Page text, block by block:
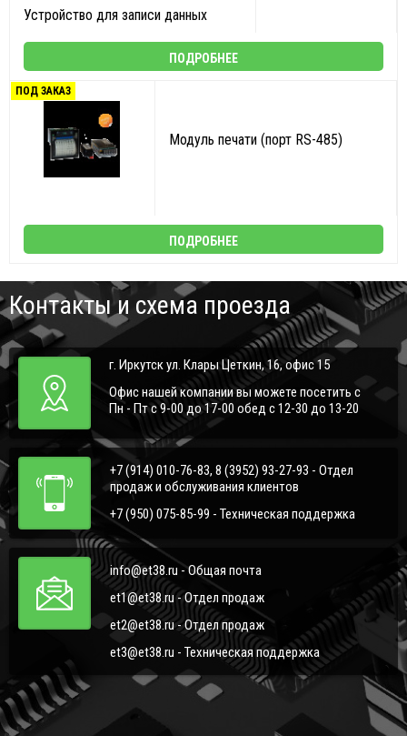
Устройство для записи данных
ПОДРОБНЕЕ
ПОД ЗАКАЗ
Модуль печати (порт RS-485)
ПОДРОБНЕЕ
Контакты и схема проезда
г. Иркутск ул. Клары Цеткин, 16, офис 15
Офис нашей компании вы можете посетить с
Пн - Пт с 9-00 до 17-00 обед с 12-30 до 13-20
+7 (914) 010-76-83, 8 (3952) 93-27-93 - Отдел
продаж и обслуживания клиентов
+7 (950) 075-85-99 - Техническая поддержка
info@et38.ru - Общая почта
et1@et38.ru - Отдел продаж
et2@et38.ru - Отдел продаж
et3@et38.ru - Техническая поддержка